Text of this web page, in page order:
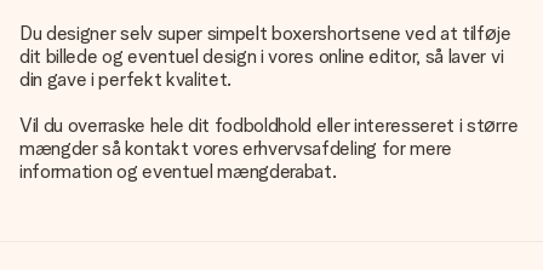
Du designer selv super simpelt boxershortsene ved at tilføje
dit billede og eventuel design i vores online editor, så laver vi
din gave i perfekt kvalitet.
Vil du overraske hele dit fodboldhold eller interesseret i større
mængder så kontakt vores erhvervsafdeling for mere
information og eventuel mængderabat.